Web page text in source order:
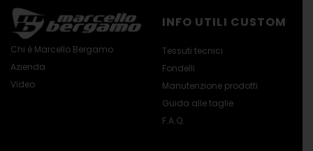
Chi è Marcello Bergamo
Azienda
Video
INFO UTILI CUSTOM
Tessuti tecnici
Fondelli
Manutenzione prodotti
Guida alle taglie
F.A.Q.